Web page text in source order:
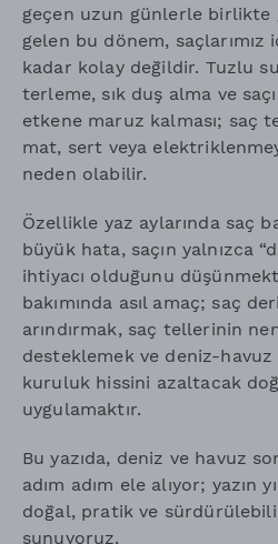
geçen uzun günlerle birlikte
gelen bu dönem, saçlarımız
kadar kolay değildir. Tuzlu
terleme, sık duş alma ve
etkene maruz kalması; saç
mat, sert veya
neden olabilir.
Özellikle yaz aylarında saç
büyük hata, saçın yalnızca
ihtiyacı olduğunu
bakımında asıl amaç; saç
arındırmak, saç tellerinin
desteklemek ve deniz-havuz
kuruluk hissini azaltacak
uygulamaktır.
Bu yazıda, deniz ve havuz
adım adım ele alıyor; yazın
doğal, pratik ve
sunuyoruz.